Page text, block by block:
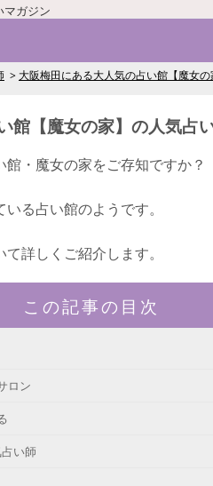
マガジン
大阪梅田にある大人気の占い館【魔女
館【魔女の家】の人気占
・魔女の家をご存知ですか？
る占い館のようです。
詳しくご紹介します。
この記事の目次
ロン
い師